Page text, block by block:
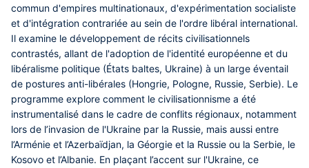
commun d'empires multinationaux, d'expérimentation socialiste
et d'intégration contrariée au sein de l'ordre libéral international.
Il examine le développement de récits civilisationnels
contrastés, allant de l'adoption de l'identité européenne et du
libéralisme politique (États baltes, Ukraine) à un large éventail
de postures anti-libérales (Hongrie, Pologne, Russie, Serbie). Le
programme explore comment le civilisationnisme a été
instrumentalisé dans le cadre de conflits régionaux, notamment
lors de l’invasion de l'Ukraine par la Russie, mais aussi entre
l’Arménie et l’Azerbaïdjan, la Géorgie et la Russie ou la Serbie, le
Kosovo et l’Albanie. En plaçant l’accent sur l'Ukraine, ce